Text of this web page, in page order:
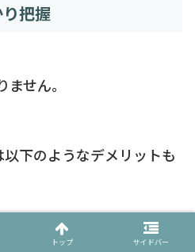
把握
せん。
下のようなデメリットも
トップ サイドバー